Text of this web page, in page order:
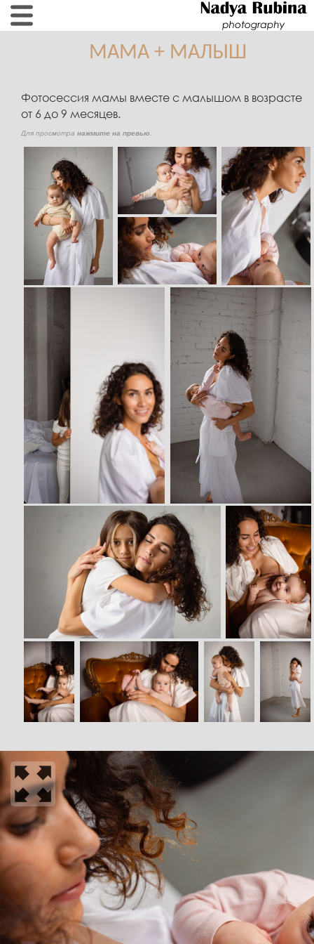
МАМА + МАЛЫШ
Фотосессия мамы вместе с малышом в возрасте
от 6 до 9 месяцев.
Для просмотра нажмите на превью